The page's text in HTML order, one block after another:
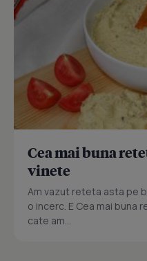
Cea mai buna
vinete
Am vazut reteta asta pe
o incerc. E Cea mai buna
cate am...